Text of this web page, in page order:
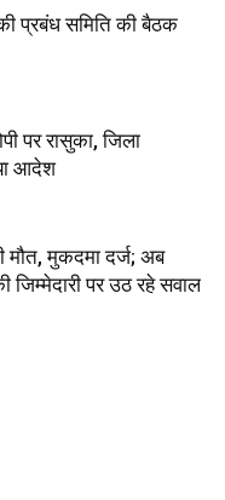
प्रबंध समिति की बैठक
पर रासुका, जिला
आदेश
मौत, मुकदमा दर्ज; अब
जिम्मेदारी पर उठ रहे सवाल